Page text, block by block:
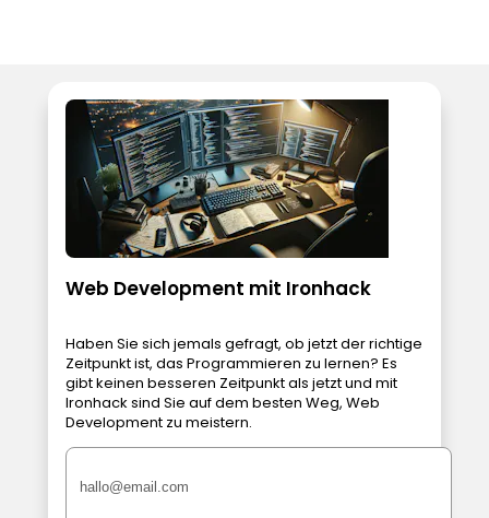
Web Development mit Ironhack
Haben Sie sich jemals gefragt, ob jetzt der richtige
Zeitpunkt ist, das Programmieren zu lernen? Es
gibt keinen besseren Zeitpunkt als jetzt und mit
Ironhack sind Sie auf dem besten Weg, Web
Development zu meistern.